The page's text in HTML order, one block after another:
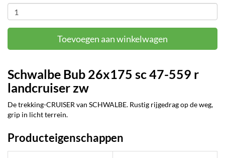
Toevoegen aan winkelwagen
Schwalbe Bub 26x175 sc 47-559 r
landcruiser zw
De trekking-CRUISER van SCHWALBE. Rustig rijgedrag op de weg,
grip in licht terrein.
Producteigenschappen